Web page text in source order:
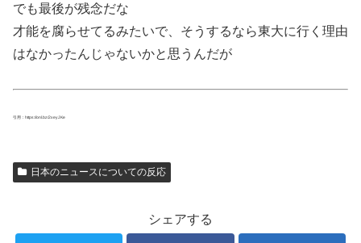
でも最後が残念だな
才能を腐らせてるみたいで、そうするなら東大に行く理由
はなかったんじゃないかと思うんだが
引用：https://onl.bz/2xeyJKe
日本のニュースについての反応
シェアする